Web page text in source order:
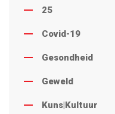
25
Covid-19
Gesondheid
Geweld
Kuns|Kultuur